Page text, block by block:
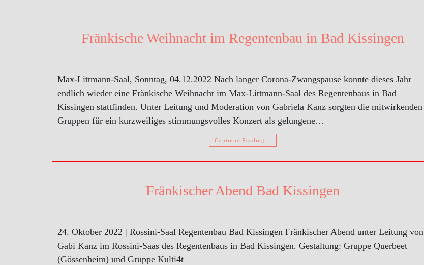
Fränkische Weihnacht im Regentenbau in Bad Kissingen
Max-Littmann-Saal, Sonntag, 04.12.2022 Nach langer Corona-Zwangspause konnte dieses Jahr
endlich wieder eine Fränkische Weihnacht im Max-Littmann-Saal des Regentenbaus in Bad
Kissingen stattfinden. Unter Leitung und Moderation von Gabriela Kanz sorgten die mitwirkenden
Gruppen für ein kurzweiliges stimmungsvolles Konzert als gelungene…
Continue Reading…
Fränkischer Abend Bad Kissingen
24. Oktober 2022 | Rossini-Saal Regentenbau Bad Kissingen Fränkischer Abend unter Leitung von
Gabi Kanz im Rossini-Saas des Regentenbaus in Bad Kissingen. Gestaltung: Gruppe Querbeet
(Gössenheim) und Gruppe Kulti4t